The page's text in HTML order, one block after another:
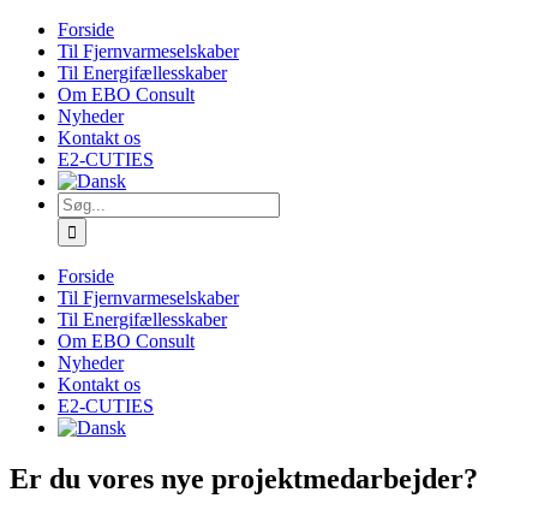
Skip
content
Forside
Til Fjernvarmeselskaber
Til Energifællesskaber
Om EBO Consult
Nyheder
Kontakt os
E2-CUTIES
Søg
efter:
Forside
Til Fjernvarmeselskaber
Til Energifællesskaber
Om EBO Consult
Nyheder
Kontakt os
E2-CUTIES
Er du vores nye projektmedarbejder?